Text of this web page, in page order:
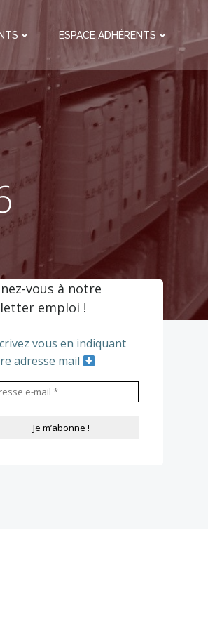
ESPACE ADHÉRENTS
vous à notre
emploi !
vous en indiquant
adresse mail